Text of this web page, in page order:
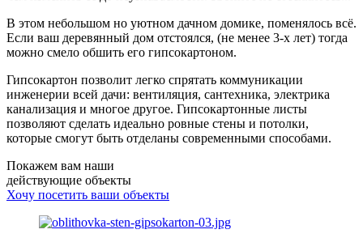
В этом небольшом но уютном дачном домике, поменялось всё.
Если ваш деревянный дом отстоялся, (не менее 3-х лет) тогда
можно смело обшить его гипсокартоном.
Гипсокартон позволит легко спрятать коммуникации
инженерии всей дачи: вентиляция, сантехника, электрика
канализация и многое другое. Гипсокартонные листы
позволяют сделать идеально ровные стены и потолки,
которые смогут быть отделаны современными способами.
Покажем вам наши
действующие объекты
Хочу посетить ваши объекты